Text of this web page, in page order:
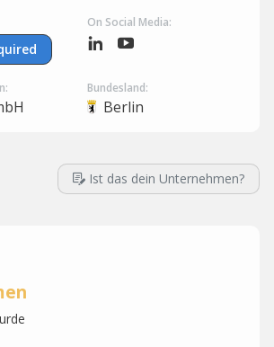
On Social Media:
Bundesland:
Berlin
Ist das dein Unternehmen?